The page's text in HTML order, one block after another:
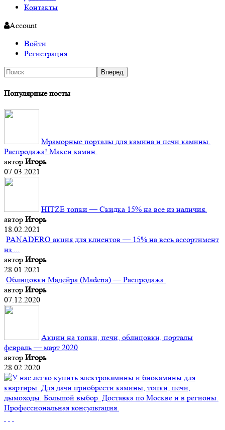
Контакты
Account
Войти
Регистрация
Популярные посты
Мраморные порталы для камина и печи камины.
Распродажа! Макси камин.
автор Игорь
07.03.2021
HITZE топки — Скидка 15% на все из наличия.
автор Игорь
18.02.2021
PANADERO акция для клиентов — 15% на весь ассортимент
из ...
автор Игорь
28.01.2021
Облицовки Мадейра (Мadeira) — Распродажа.
автор Игорь
07.12.2020
Акции на топки, печи, облицовки, порталы
февраль — март 2020
автор Игорь
28.02.2020